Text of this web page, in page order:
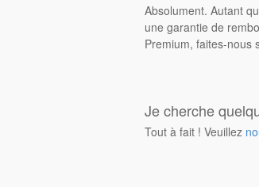
Absolument. Autant
une garantie de
Premium, faites-nous
Je cherche
Tout à fait ! Veuillez